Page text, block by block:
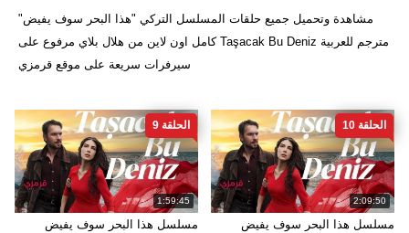
مشاهدة وتحميل جميع حلقات المسلسل التركي "هذا البحر سوف يفيض"
مترجم للعربية Taşacak Bu Deniz كامل اون لاين من هلال بلاي مرفوع على
سيرفرات سريعة على موقع قرمزي
2:09:50
الحلقة 10
مسلسل هذا البحر سوف يفيض
1:59:45
الحلقة 9
مسلسل هذا البحر سوف يفيض